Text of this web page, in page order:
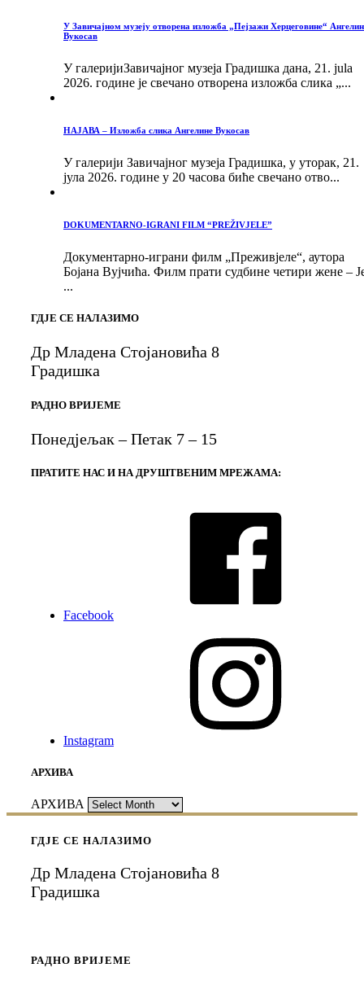
У Завичајном музеју отворена изложба „Пејзажи Херцеговине“
Вукосав
У галеријиЗавичајног музеја Градишка дана, 21. jula
2026. године је свечано отворена изложба слика „...
НАЈАВА – Изложба слика Ангелине Вукосав
У галерији Завичајног музеја Градишка, у уторак, 21.
јула 2026. године у 20 часова биће свечано отво...
DOKUMENTARNO-IGRANI FILM “PREŽIVJELE”
Документарно-играни филм „Преживјеле“, аутора
Бојана Вујчића. Филм прати судбине четири жене –
...
ГДЈЕ СЕ НАЛАЗИМО
Др Младена Стојановића 8
Градишка
РАДНО ВРИЈЕМЕ
Понедјељак – Петак 7 – 15
ПРАТИТЕ НАС И НА ДРУШТВЕНИМ МРЕЖАМА:
Facebook
Instagram
АРХИВА
АРХИВА
ГДЈЕ СЕ НАЛАЗИМО
Др Младена Стојановића 8
Градишка
РАДНО ВРИЈЕМЕ